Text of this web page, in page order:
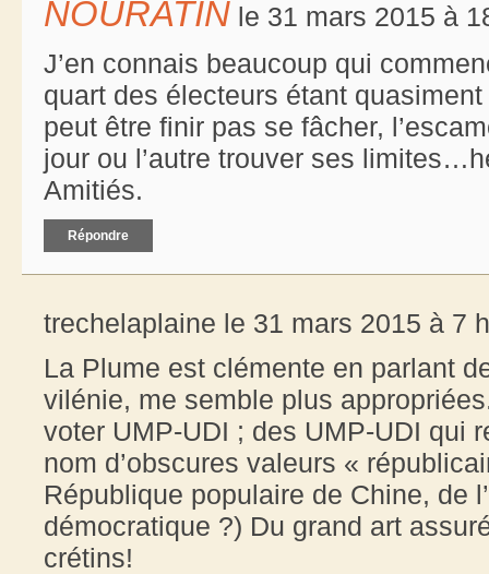
NOURATIN le 31 mars 2015 à
J’en connais beaucoup qui
quart des électeurs étant
peut être finir pas se fâcher,
jour ou l’autre trouver ses
Amitiés.
Répondre
trechelaplaine le 31 mars 2015 à 7
La Plume est clémente en parlant
vilénie, me semble plus
voter UMP-UDI ; des UMP-UDI qui
nom d’obscures valeurs «
République populaire de Chine, de
démocratique ?) Du grand art
crétins!